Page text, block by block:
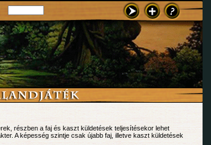
részben a faj és kaszt küldetések teljesítésekor lehet
A képesség szintje csak újabb faj, illetve kaszt küldetések